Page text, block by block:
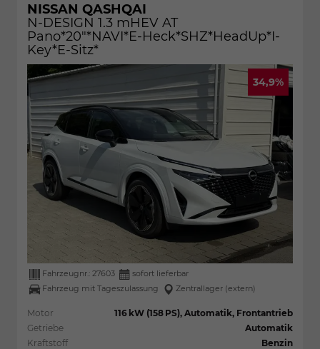
NISSAN QASHQAI
N-DESIGN 1.3 mHEV AT
Pano*20"*NAVI*E-Heck*SHZ*HeadUp*I-
Key*E-Sitz*
34,9%
Fahrzeugnr.: 27603
sofort lieferbar
Fahrzeug mit Tageszulassung
Zentrallager (extern)
Motor
116 kW (158 PS), Automatik, Frontantrieb
Getriebe
Automatik
Kraftstoff
Benzin